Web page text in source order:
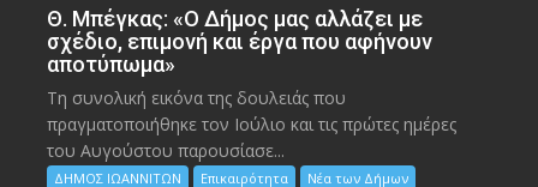
Θ. Μπέγκας: «Ο Δήμος μας αλλάζει με
σχέδιο, επιμονή και έργα που αφήνουν
αποτύπωμα»
Τη συνολική εικόνα της δουλειάς που
πραγματοποιήθηκε τον Ιούλιο και τις πρώτες ημέρες
του Αυγούστου παρουσίασε...
ΔΗΜΟΣ ΙΩΑΝΝΙΤΩΝ Επικαιρότητα Νέα των Δήμων